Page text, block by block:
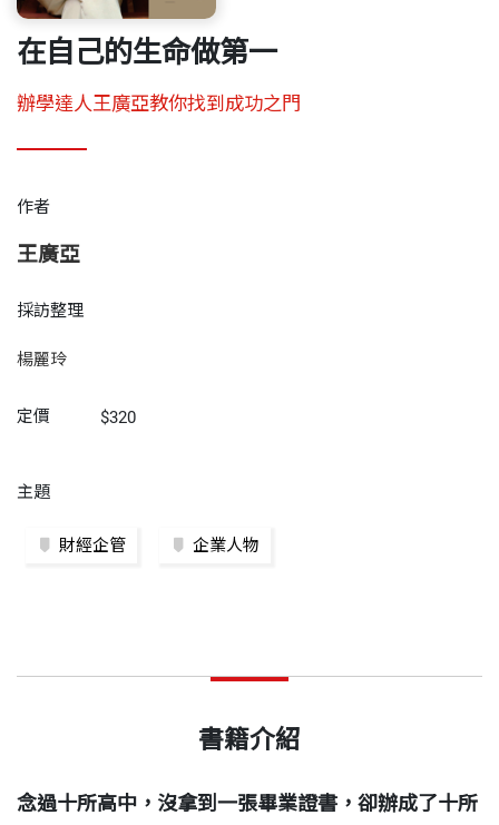
在自己的生命做第一
辦學達人王廣亞教你找到成功之門
作者
王廣亞
採訪整理
楊麗玲
定價 $320
主題
財經企管 企業人物
書籍介紹
念過十所高中，沒拿到一張畢業證書，卻辦成了十所